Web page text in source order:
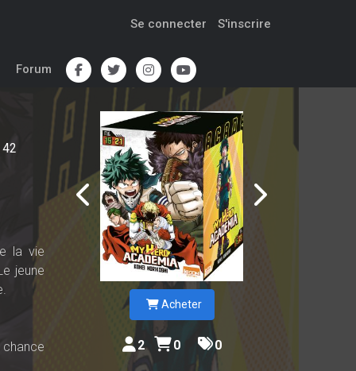
Se connecter S'inscrire
Forum
42
la vie
jeune
Acheter
2 0 0